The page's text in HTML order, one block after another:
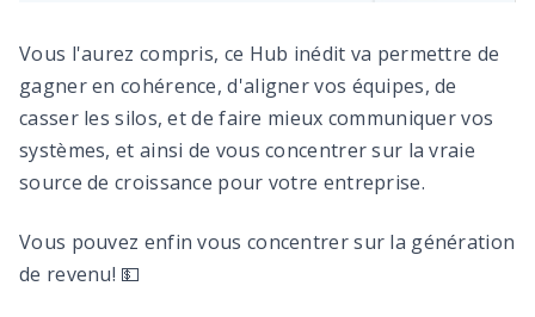
Vous l'aurez compris, ce Hub inédit va permettre de
gagner en cohérence, d'aligner vos équipes, de
casser les silos, et de faire mieux communiquer vos
systèmes, et ainsi de vous concentrer sur la vraie
source de croissance pour votre entreprise.
Vous pouvez enfin vous concentrer sur la génération
de revenu! 💵